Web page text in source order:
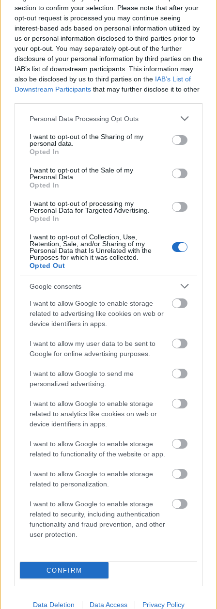
section to confirm your selection. Please note that after your
opt-out request is processed you may continue seeing
interest-based ads based on personal information utilized by
us or personal information disclosed to third parties prior to
your opt-out. You may separately opt-out of the further
disclosure of your personal information by third parties on the
IAB’s list of downstream participants. This information may
also be disclosed by us to third parties on the IAB’s List of
Downstream Participants that may further disclose it to other
Please note that this website/app uses one or more Google
not limited to your visit or usage behaviour. You may click to
grant or deny consent to Google and its third-party tags to
use your data for below specified purposes in below Google
consent section.
Personal Data Processing Opt Outs
I want to opt-out of the Sharing of my
personal data.
Opted In
I want to opt-out of the Sale of my
Personal Data.
Opted In
I want to opt-out of processing my
Personal Data for Targeted Advertising.
Opted In
I want to opt-out of Collection, Use,
Retention, Sale, and/or Sharing of my
Personal Data that Is Unrelated with the
Purposes for which it was collected.
Opted Out
Google consents
I want to allow Google to enable storage
related to advertising like cookies on web or
device identifiers in apps.
I want to allow my user data to be sent to
Google for online advertising purposes.
I want to allow Google to send me
personalized advertising.
I want to allow Google to enable storage
related to analytics like cookies on web or
device identifiers in apps.
I want to allow Google to enable storage
related to functionality of the website or app.
I want to allow Google to enable storage
related to personalization.
I want to allow Google to enable storage
related to security, including authentication
functionality and fraud prevention, and other
user protection.
CONFIRM
Data Deletion Data Access Privacy Policy
con dos de sus jugadores más importantes.
¿Mantener o vender? Cuatro fiascos de la jornada 33
Estos cuatro futbolistas fueron
algunos de los fiascos de la
jornada 33 Comunio tras ser
suplentes o no disputar ningún
minuto pese a su alto valor de
Alaba, en el aire
defensor del Real Madrid sintió unas fuertes molestias en el
aductor derecho por las que tuvo que abandonar el
regresar a Madrid.
largo del día de hoy con el objetivo de conocer el alcance
de la lesión. El Real Madrid tiene en el horizonte el partido
de semifinales de Champions ante el Manchester City el
próximo martes. Su presencia en liga está en el aire y
dependerá de los resultados médicos.
Postigo tiene molestias musculares
El Levante sigue sin remontar el vuelo con el final de la
temporada a la vuelta de la esquina. Además de la derrota
ante el Sevilla, el Levante sufrió una nueva lesión de Sergio
El central sufrió, de nuevo, molestias musculares. Será
descartar una lesión mayor, que sería la cuarta de la
temporada. Por ello, nuestra recomendación es
deshacernos del jugador enComunio
El 11 ideal de la jornada 33 (21/22): ¡triple 17!
dejó 24 goles y un once ideal de
Comunio con presencia de cuatro
Borja Mayoral y Sergio Herrera
fueron los mejores con 17 puntos.
Muchos sustos los que sufrió el Barcelona ante la Real
molestias en la rodilla. El club ha informado este viernes